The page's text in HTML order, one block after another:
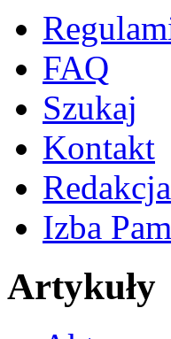
FAQ
Szukaj
Kontakt
Redakcja
Izba
Artykuły